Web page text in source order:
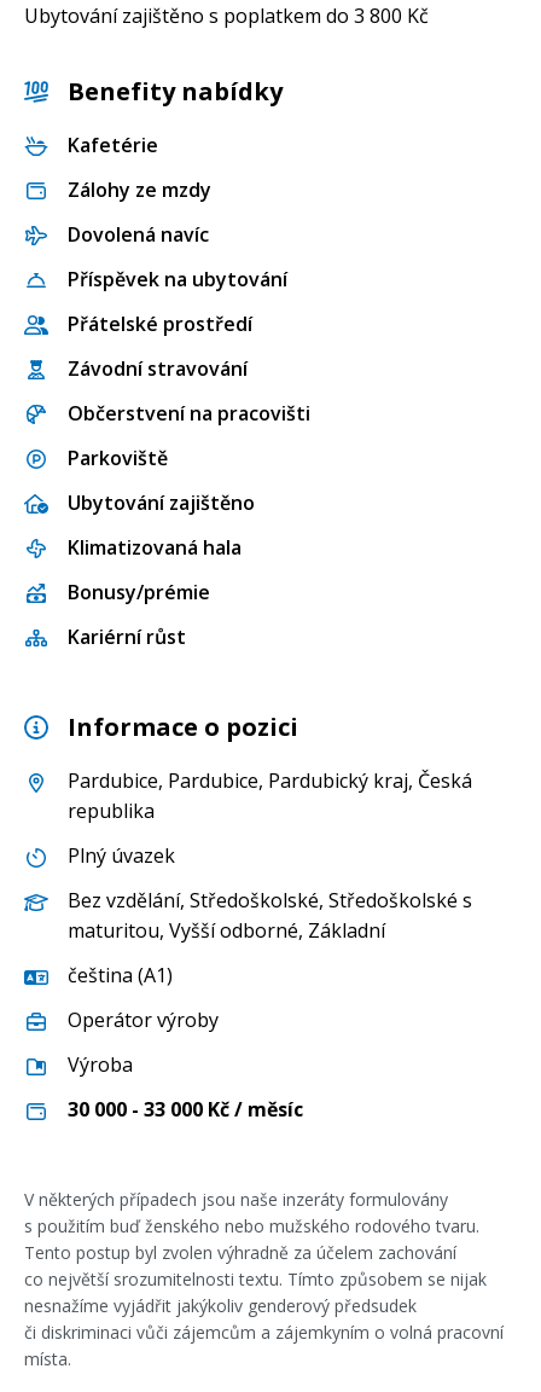
Ubytování zajištěno s poplatkem do 3 800 Kč
Benefity nabídky
Kafetérie
Zálohy ze mzdy
Dovolená navíc
Příspěvek na ubytování
Přátelské prostředí
Závodní stravování
Občerstvení na pracovišti
Parkoviště
Ubytování zajištěno
Klimatizovaná hala
Bonusy/prémie
Kariérní růst
Informace o pozici
Pardubice, Pardubice, Pardubický kraj, Česká
republika
Plný úvazek
Bez vzdělání, Středoškolské, Středoškolské s
maturitou, Vyšší odborné, Základní
čeština (A1)
Operátor výroby
Výroba
30 000 - 33 000 Kč / měsíc
V některých případech jsou naše inzeráty formulovány
s použitím buď ženského nebo mužského rodového tvaru.
Tento postup byl zvolen výhradně za účelem zachování
co největší srozumitelnosti textu. Tímto způsobem se nijak
nesnažíme vyjádřit jakýkoliv genderový předsudek
či diskriminaci vůči zájemcům a zájemkyním o volná pracovní
místa.